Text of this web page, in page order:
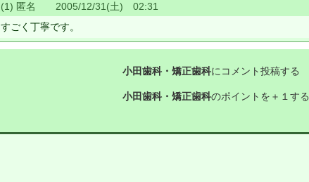
(1) 匿名 2005/12/31(土) 02:31
すごく丁寧です。
小田歯科・矯正歯科にコメント投稿する
小田歯科・矯正歯科のポイントを＋１する